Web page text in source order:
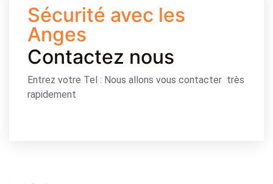
Sécurité avec les
Anges
Contactez nous
Entrez votre Tel : Nous allons vous contacter très
rapidement